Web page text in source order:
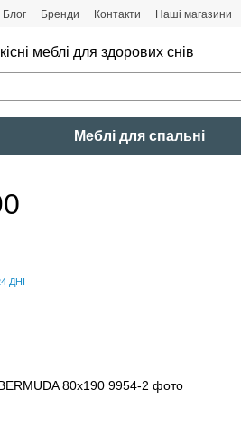
Блог Бренди Контакти Наші магазини
меблі для здорових снів
Меблі для спальні
ДНІ